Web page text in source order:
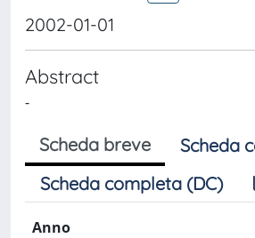
2002-01-01
Abstract
-
Scheda breve
Scheda
Scheda completa (DC)
Anno